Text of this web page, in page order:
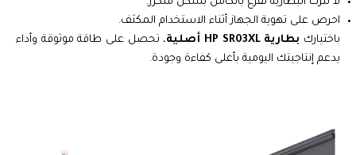
احرص على تهوية الجهاز أثناء الاستخدام المكثف.
باختيارك بطارية HP SR03XL أصلية
، تحصل على طاقة موثوقة وأداء
يدعم إنتاجيتك اليومية بأعلى كفاءة وجودة.